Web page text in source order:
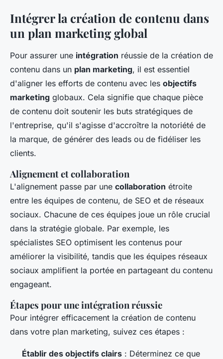
Intégrer la création de contenu dans
un plan marketing global
Pour assurer une intégration réussie de la création de
contenu dans un plan marketing, il est essentiel
d'aligner les efforts de contenu avec les objectifs
marketing globaux. Cela signifie que chaque pièce
de contenu doit soutenir les buts stratégiques de
l'entreprise, qu'il s'agisse d'accroître la notoriété de
la marque, de générer des leads ou de fidéliser les
clients.
Alignement et collaboration
L'alignement passe par une collaboration étroite
entre les équipes de contenu, de SEO et de réseaux
sociaux. Chacune de ces équipes joue un rôle crucial
dans la stratégie globale. Par exemple, les
spécialistes SEO optimisent les contenus pour
améliorer la visibilité, tandis que les équipes réseaux
sociaux amplifient la portée en partageant du contenu
engageant.
Étapes pour une intégration réussie
Pour intégrer efficacement la création de contenu
dans votre plan marketing, suivez ces étapes :
Établir des objectifs clairs : Déterminez ce que